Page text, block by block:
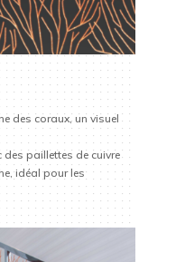
des coraux, un visuel
paillettes de cuivre
idéal pour les